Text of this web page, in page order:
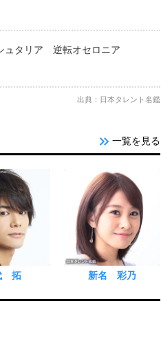
ュタリア 逆転オセロニア
出典：日本タレント名鑑
一覧を見る
拓 新名 彩乃